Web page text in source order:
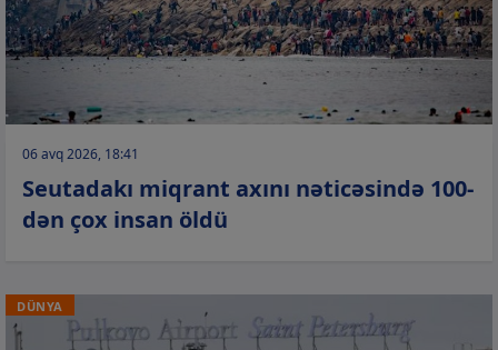
06 avq 2026, 18:41
Seutadakı miqrant axını nəticəsində 100-
dən çox insan öldü
DÜNYA